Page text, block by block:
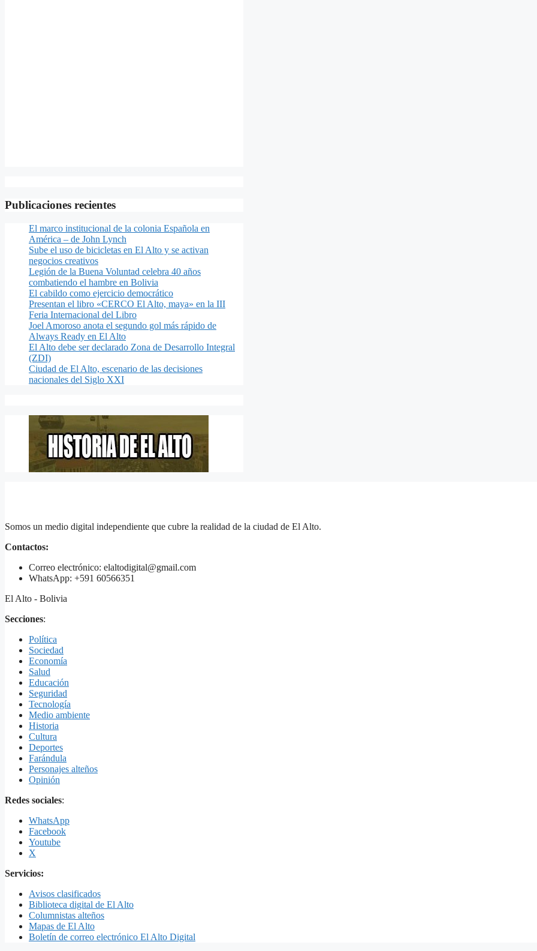
Publicaciones recientes
El marco institucional de la colonia Española en
América – de John Lynch
Sube el uso de bicicletas en El Alto y se activan
negocios creativos
Legión de la Buena Voluntad celebra 40 años
combatiendo el hambre en Bolivia
El cabildo como ejercicio democrático
Presentan el libro «CERCO El Alto, maya» en la III
Feria Internacional del Libro
Joel Amoroso anota el segundo gol más rápido de
Always Ready en El Alto
El Alto debe ser declarado Zona de Desarrollo Integral
(ZDI)
Ciudad de El Alto, escenario de las decisiones
nacionales del Siglo XXI
Somos un medio digital independiente que cubre la realidad de la ciudad de El Alto.
Contactos:
Correo electrónico: elaltodigital@gmail.com
WhatsApp: +591 60566351
El Alto - Bolivia
Secciones:
Política
Sociedad
Economía
Salud
Educación
Seguridad
Tecnología
Medio ambiente
Historia
Cultura
Deportes
Farándula
Personajes alteños
Opinión
Redes sociales:
WhatsApp
Facebook
Youtube
X
Servicios:
Avisos clasificados
Biblioteca digital de El Alto
Columnistas alteños
Mapas de El Alto
Boletín de correo electrónico El Alto Digital